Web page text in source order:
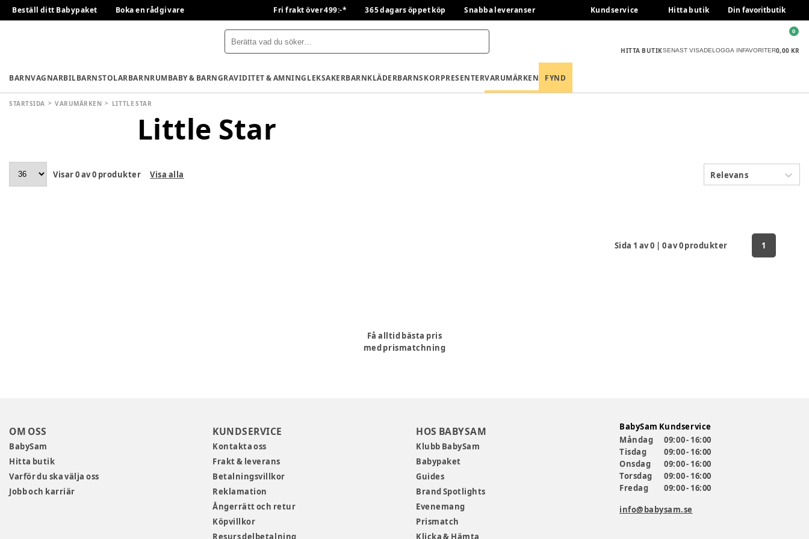
Beställ ditt Babypaket Boka en rådgivare Fri frakt över 499:-* 365 dagars öppet köp Snabba leveranser Kundservice Hitta butik Din favoritbutik
HITTA BUTIKSENAST VISADELOGGA INFAVORITER0,00 KR
0
BARNVAGNARBILBARNSTOLARBARNRUMBABY & BARNGRAVIDITET & AMNINGLEKSAKERBARNKLÄDERBARNSKORPRESENTERVARUMÄRKEN FYND
STARTSIDA VARUMÄRKEN LITTLE STAR
Little Star
Visar0av0 produkter Visa alla Relevans
Sida 1 av0 | 0av0produkter 1
Få alltid bästa pris
med prismatchning
OM OSS
BabySam
Hitta butik
Varför du ska välja oss
Jobb och karriär
KUNDSERVICE
Kontakta oss
Frakt & leverans
Betalningsvillkor
Reklamation
Ångerrätt och retur
Köpvillkor
Resurs delbetalning
HOS BABYSAM
Klubb BabySam
Babypaket
Guides
Brand Spotlights
Evenemang
Prismatch
Klicka & Hämta
BabySam Kundservice
Måndag
09:00 - 16:00
Tisdag
09:00 - 16:00
Onsdag
09:00 - 16:00
Torsdag
09:00 - 16:00
Fredag
09:00 - 16:00
info@babysam.se